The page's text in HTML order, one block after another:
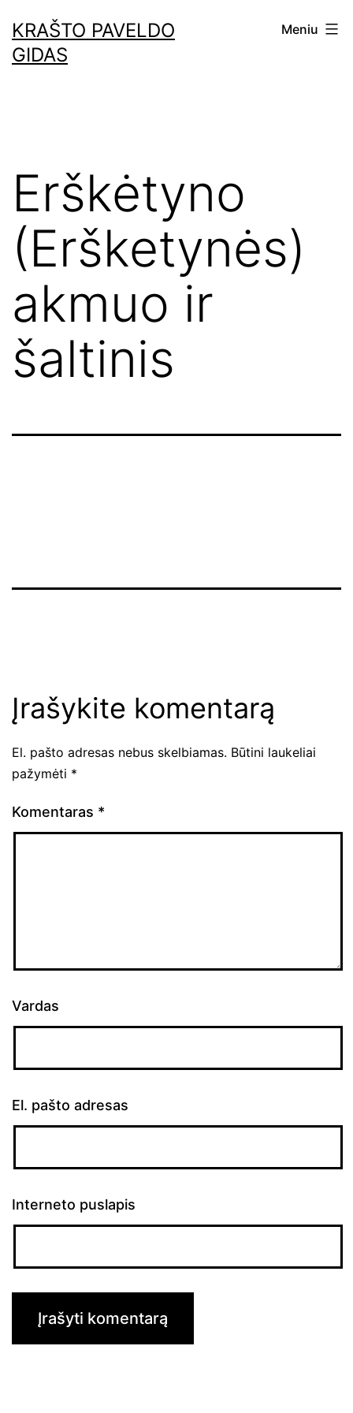
prie
turinio
KRAŠTO PAVELDO
GIDAS
Meniu
Erškėtyno
(Eršketynės)
akmuo ir
šaltinis
Įrašykite komentarą
El. pašto adresas nebus skelbiamas. Būtini laukeliai
pažymėti *
Komentaras *
Vardas
El. pašto adresas
Interneto puslapis